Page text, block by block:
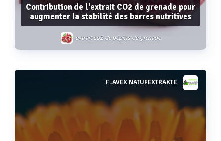
Contribution de l'extrait CO2 de grenade pour
augmenter la stabilité des barres nutritives
extrait co2 de pépins de grenade
Voir plus
FLAVEX NATUREXTRAKTE